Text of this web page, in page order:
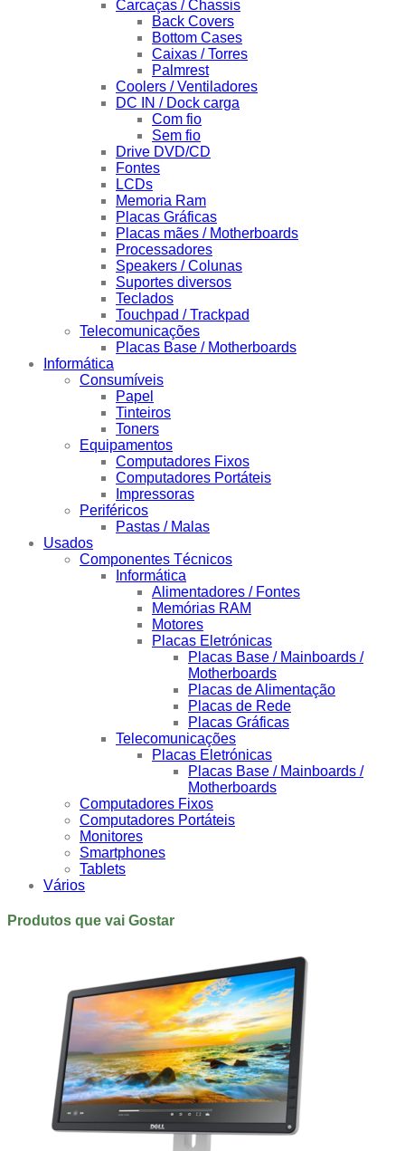
Carcaças / Chassis
Back Covers
Bottom Cases
Caixas / Torres
Palmrest
Coolers / Ventiladores
DC IN / Dock carga
Com fio
Sem fio
Drive DVD/CD
Fontes
LCDs
Memoria Ram
Placas Gráficas
Placas mães / Motherboards
Processadores
Speakers / Colunas
Suportes diversos
Teclados
Touchpad / Trackpad
Telecomunicações
Placas Base / Motherboards
Informática
Consumíveis
Papel
Tinteiros
Toners
Equipamentos
Computadores Fixos
Computadores Portáteis
Impressoras
Periféricos
Pastas / Malas
Usados
Componentes Técnicos
Informática
Alimentadores / Fontes
Memórias RAM
Motores
Placas Eletrónicas
Placas Base / Mainboards /
Motherboards
Placas de Alimentação
Placas de Rede
Placas Gráficas
Telecomunicações
Placas Eletrónicas
Placas Base / Mainboards /
Motherboards
Computadores Fixos
Computadores Portáteis
Monitores
Smartphones
Tablets
Vários
Produtos que vai Gostar